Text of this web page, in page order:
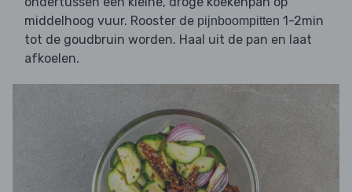
middelhoog vuur. Rooster de pijnboompitten 1-2min
tot de goudbruin worden. Haal uit de pan en laat
afkoelen.